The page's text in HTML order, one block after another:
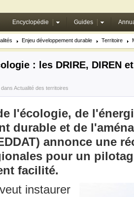
Encyclopédie Guides
Enjeu développement durable Territoire
: les DRIRE, DIREN
Actualité des territoires
l'écologie, de
durable et de
annonce une
pour un
facilité.
veut instaurer